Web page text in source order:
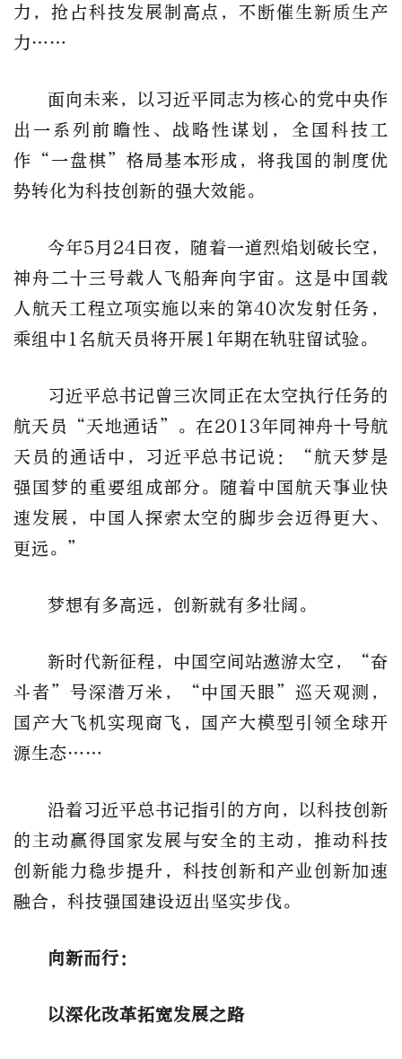
力，抢占科技发展制高点，不断催生新质生产
力……
面向未来，以习近平同志为核心的党中央作
出一系列前瞻性、战略性谋划，全国科技工
作“一盘棋”格局基本形成，将我国的制度优
势转化为科技创新的强大效能。
今年5月24日夜，随着一道烈焰划破长空，
神舟二十三号载人飞船奔向宇宙。这是中国载
人航天工程立项实施以来的第40次发射任务，
乘组中1名航天员将开展1年期在轨驻留试验。
习近平总书记曾三次同正在太空执行任务的
航天员“天地通话”。在2013年同神舟十号航
天员的通话中，习近平总书记说：“航天梦是
强国梦的重要组成部分。随着中国航天事业快
速发展，中国人探索太空的脚步会迈得更大、
更远。”
梦想有多高远，创新就有多壮阔。
新时代新征程，中国空间站遨游太空，“奋
斗者”号深潜万米，“中国天眼”巡天观测，
国产大飞机实现商飞，国产大模型引领全球开
源生态……
沿着习近平总书记指引的方向，以科技创新
的主动赢得国家发展与安全的主动，推动科技
创新能力稳步提升，科技创新和产业创新加速
融合，科技强国建设迈出坚实步伐。
向新而行：
以深化改革拓宽发展之路